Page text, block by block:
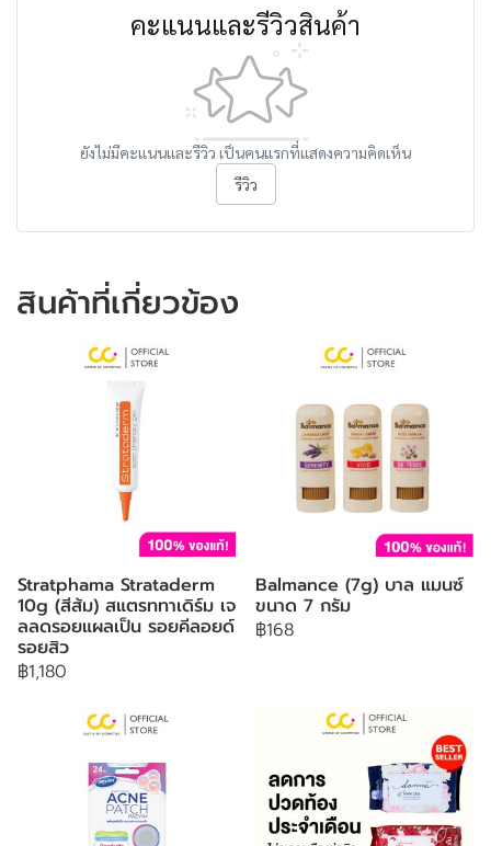
คะแนนและรีวิวสินค้า
ยังไม่มีคะแนนและรีวิว เป็นคนแรกที่แสดงความคิดเห็น
รีวิว
สินค้าที่เกี่ยวข้อง
Stratphama Strataderm
10g (สีส้ม) สแตรททาเดิร์ม เจ
ลลดรอยแผลเป็น รอยคีลอยด์
รอยสิว
฿1,180
Balmance (7g) บาล แมนซ์
ขนาด 7 กรัม
฿168